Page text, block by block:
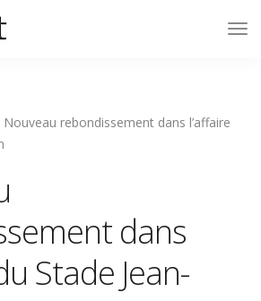
d’outils
Nouveau rebondissement dans l’affaire
dans
Stade Jean-